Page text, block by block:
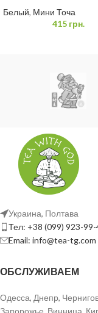
5 мин.
Заваривание
10г / 200мл
чайник, типов, гайвань
100°С
Белый, Мини Точа
415грн.
Украина, Полтава
Тел: +38 (099) 923-99-
Email: info@tea-tg.com
ОБСЛУЖИВАЕМ
Одесса, Днепр,
Запорожье, Винница,